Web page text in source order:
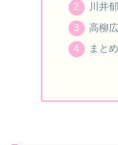
川井
高柳
まとめ